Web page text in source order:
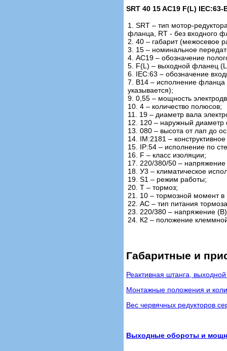
SRT 40 15 AC19 F(L)
1. SRT – тип мотор-
фланца, RT - без входного
2. 40 – габарит (межосевое
3. 15 – номинальное
4. AC19 – обозначение
5. F(L) – выходной фланец
6. IEC:63 – обозначение
7. В14 – исполнение фланца
указывается);
9. 0,55 – мощность
10. 4 – количество полюсов;
11. 19 – диаметр вала
12. 120 – наружный диаметр
13. 080 – высота от лап до
14. IM:2181 –
15. IP:54 – исполнение по
16. F – класс изоляции;
17. 220/380/50 – напряжение
18. У3 – климатическое
19. S1 – режим работы;
20. Т – тормоз;
21. 10 – тормозной момент
22. АС – тип питания
23. 220/380 – напряжение
24. К2 – положение
Габаритные и
Реактивная штанга,
Монтажные положения и
Вес червячных редукторов
Выходные обороты и